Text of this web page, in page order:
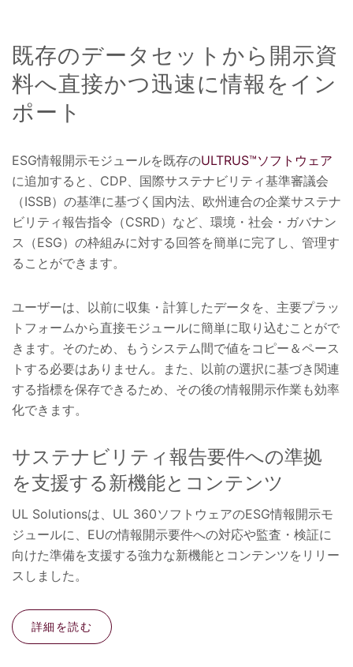
既存のデータセットから開示資
料へ直接かつ迅速に情報をイン
ポート
ESG情報開示モジュールを既存のULTRUS™ソフトウェア
に追加すると、CDP、国際サステナビリティ基準審議会
（ISSB）の基準に基づく国内法、欧州連合の企業サステナ
ビリティ報告指令（CSRD）など、環境・社会・ガバナン
ス（ESG）の枠組みに対する回答を簡単に完了し、管理す
ることができます。
ユーザーは、以前に収集・計算したデータを、主要プラッ
トフォームから直接モジュールに簡単に取り込むことがで
きます。そのため、もうシステム間で値をコピー＆ペース
トする必要はありません。また、以前の選択に基づき関連
する指標を保存できるため、その後の情報開示作業も効率
化できます。
サステナビリティ報告要件への準拠
を支援する新機能とコンテンツ
UL Solutionsは、UL 360ソフトウェアのESG情報開示モ
ジュールに、EUの情報開示要件への対応や監査・検証に
向けた準備を支援する強力な新機能とコンテンツをリリー
スしました。
詳細を読む